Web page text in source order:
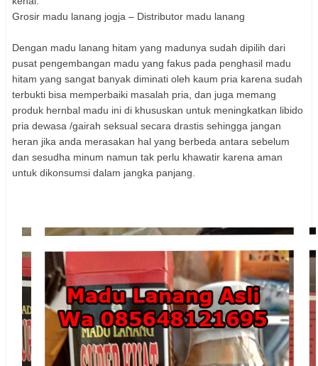
Grosir madu lanang jogja – Distributor madu lanang
Dengan madu lanang hitam yang madunya sudah dipilih dari
pusat pengembangan madu yang fakus pada penghasil madu
hitam yang sangat banyak diminati oleh kaum pria karena sudah
terbukti bisa memperbaiki masalah pria, dan juga memang
produk hernbal madu ini di khususkan untuk meningkatkan libido
pria dewasa /gairah seksual secara drastis sehingga jangan
heran jika anda merasakan hal yang berbeda antara sebelum
dan sesudha minum namun tak perlu khawatir karena aman
untuk dikonsumsi dalam jangka panjang.